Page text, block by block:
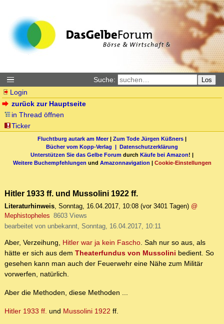
Suche: Los
Login
zurück zur Hauptseite
in Thread öffnen
Ticker
Fluchtburg autark am Meer| Zum Tode Jürgen Küßners |
Bücher vom Kopp-Verlag | Datenschutzerklärung
Unterstützen Sie das Gelbe Forum durch Käufe bei Amazon! |
Weitere Buchempfehlungen und Amazonnavigation | Cookie-Einstellungen
Hitler 1933 ff. und Mussolini 1922 ff.
Literaturhinweis, Sonntag, 16.04.2017, 10:08 (vor 3401 Tagen) @
Mephistopheles 8603 Views
bearbeitet von unbekannt, Sonntag, 16.04.2017, 10:11
Aber, Verzeihung, Hitler war ja kein Fascho. Sah nur so aus, als
hätte er sich aus dem Theaterfundus von Mussolini bedient. So
gesehen kann man auch der Feuerwehr eine Nähe zum Militär
vorwerfen, natürlich.
Aber die Methoden, diese Methoden ...
Hitler 1933 ff. und Mussolini 1922 ff.